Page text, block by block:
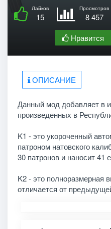
Лайков
15
Просмотров
8 457
Нравится
ОПИСАНИЕ
Данный мод добавляет в
произведенных в
K1 - это укороченный
патроном натовского
30 патронов и наносит 41
K2 - это полноразмерная
отличается от